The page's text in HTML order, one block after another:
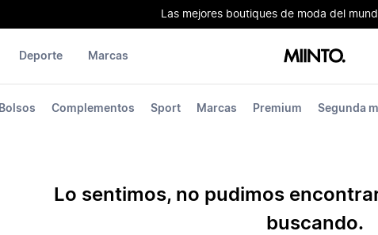
Las mejores boutiques de moda del
Bolsos Complementos Sport Marcas Premium Segunda
Deporte Marcas
Lo sentimos, no pudimos
buscando.